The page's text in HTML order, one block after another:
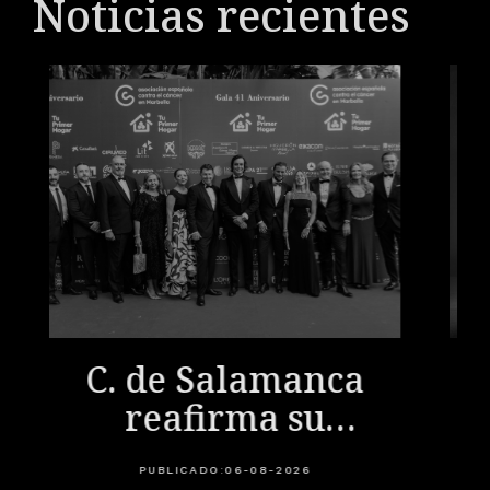
Noticias recientes
C. de Salamanca
reafirma su
compromiso
PUBLICADO:06-08-2026